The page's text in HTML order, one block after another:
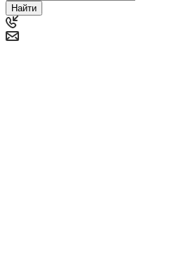
Найти